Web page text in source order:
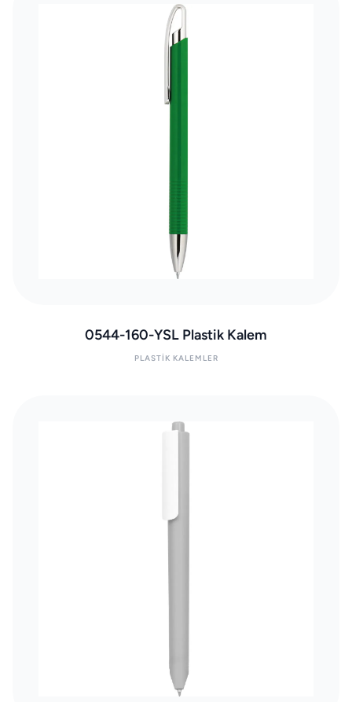
0544-160-YSL Plastik Kalem
PLASTIK KALEMLER